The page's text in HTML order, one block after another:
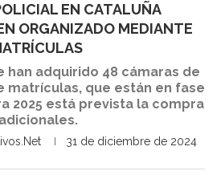
EN CATALUÑA
ORGANIZADO MEDIANTE
han adquirido 48 cámaras de
matrículas, que están en fase
2025 está prevista la compra
31 de diciembre de 2024